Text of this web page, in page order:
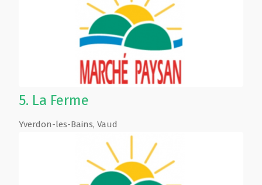
5. La Ferme
Yverdon-les-Bains, Vaud